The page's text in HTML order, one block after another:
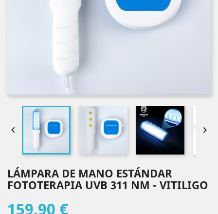
 
LÁMPARA DE MANO ESTÁNDAR
FOTOTERAPIA UVB 311 NM - VITILIGO
159,90 €